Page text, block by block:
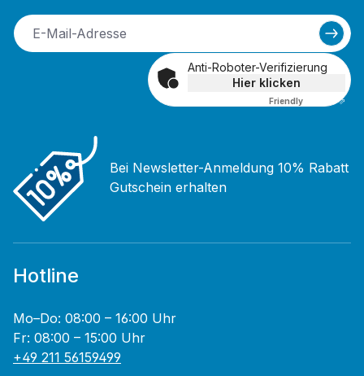
Anti-Roboter-Verifizierung
Hier klicken
Friendly Captcha ⇗
Bei Newsletter-Anmeldung 10% Rabatt
Gutschein erhalten
Hotline
Mo–Do: 08:00 – 16:00 Uhr
Fr: 08:00 – 15:00 Uhr
+49 211 56159499